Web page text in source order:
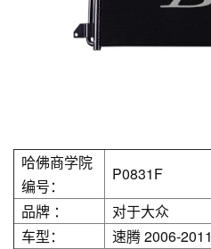
哈佛商学院
编号：
P0831F
品牌 ：
对于大众
车型：
速腾 2006-2011